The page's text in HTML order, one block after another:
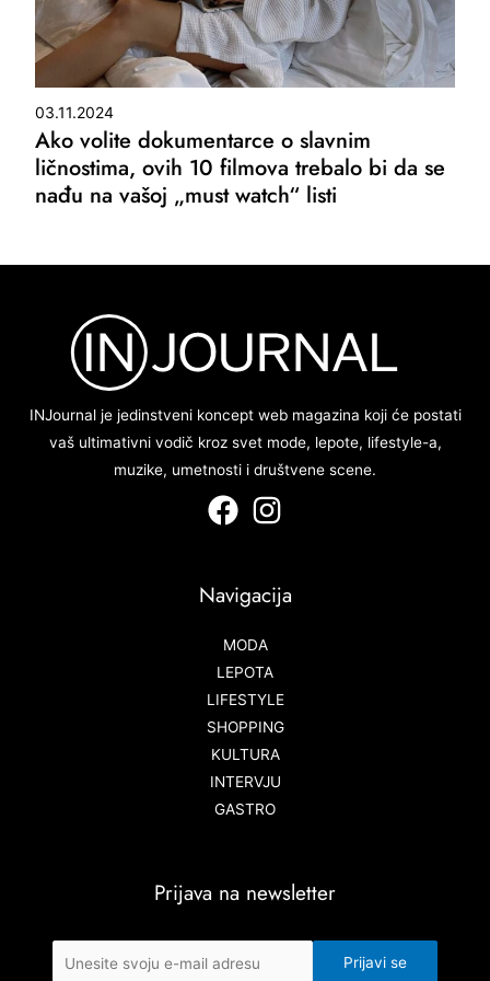
03.11.2024
Ako volite dokumentarce o slavnim
ličnostima, ovih 10 filmova trebalo bi da se
nađu na vašoj „must watch“ listi
INJournal je jedinstveni koncept web magazina koji će postati
vaš ultimativni vodič kroz svet mode, lepote, lifestyle-a,
muzike, umetnosti i društvene scene.
Navigacija
MODA
LEPOTA
LIFESTYLE
SHOPPING
KULTURA
INTERVJU
GASTRO
Prijava na newsletter